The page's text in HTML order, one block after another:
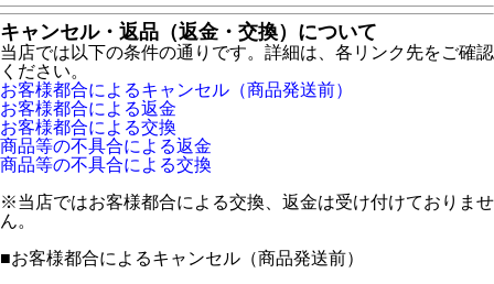
キャンセル・返品（返金・交換）について
当店では以下の条件の通りです。詳細は、各リンク先をご確認
ください。
お客様都合によるキャンセル（商品発送前）
お客様都合による返金
お客様都合による交換
商品等の不具合による返金
商品等の不具合による交換
※当店ではお客様都合による交換、返金は受け付けておりませ
ん。
■お客様都合によるキャンセル（商品発送前）